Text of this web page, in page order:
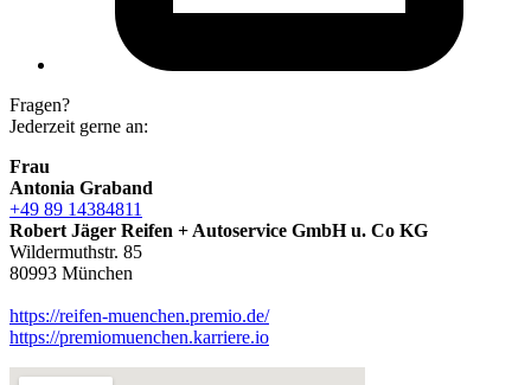
Fragen?
Jederzeit gerne an:
Frau
Antonia Graband
+49 89 14384811
Robert Jäger Reifen + Autoservice GmbH u. Co KG
Wildermuthstr. 85
80993 München
https://reifen-muenchen.premio.de/
https://premiomuenchen.karriere.io